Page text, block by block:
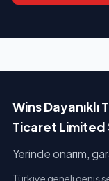
Wins Dayanıklı
Ticaret Limited
Yerinde onarım,